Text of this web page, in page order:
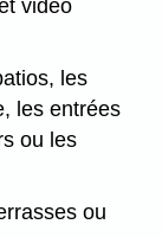
vidéo
les
les entrées
ou les
ou